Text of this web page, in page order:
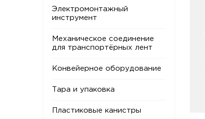
Электромонтажный
инструмент
Механическое соединение
для транспортёрных лент
Конвейерное оборудование
Тара и упаковка
Пластиковые канистры